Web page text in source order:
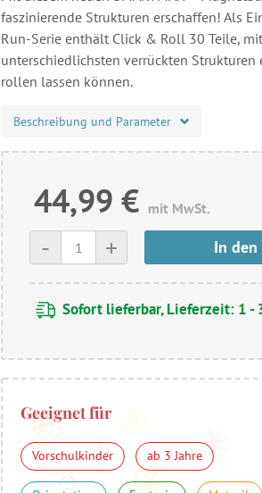
faszinierende Strukturen erschaffen! Als
Run-Serie enthält Click & Roll 30 Teile,
unterschiedlichsten verrückten
rollen lassen können.
Beschreibung und Parameter
44,99 € mit MwSt.
+
- In den
Sofort lieferbar, Lieferzeit: 1 -
Geeignet für
Vorschulkinder ab 3 Jahre